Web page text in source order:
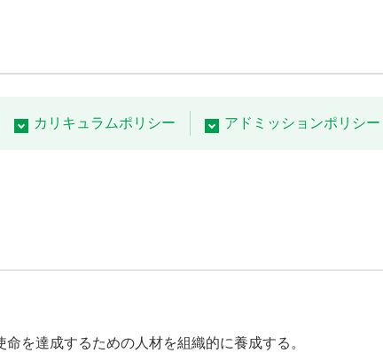
カリキュラムポリシー アドミッションポリシー
を達成するための人材を組織的に養成する。